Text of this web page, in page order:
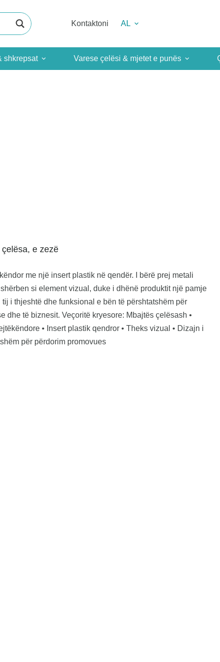
Kontaktoni AL
shkrepsat Varese çelësi & mjetet e punës
e zezë
me një insert plastik në qendër. I bërë prej metali
si element vizual, duke i dhënë produktit një pamje
i thjeshtë dhe funksional e bën të përshtatshëm për
dhe të biznesit. Veçoritë kryesore: Mbajtës çelësash •
• Insert plastik qendror • Theks vizual • Dizajn i
për përdorim promovues